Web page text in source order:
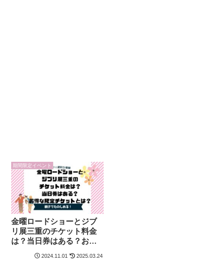
期間限定イベント
金曜ロードショーとジブ
リ展三重のチケット料金
は？当日券はある？お得
な限定チケットとは？
2024.11.01 2025.03.24